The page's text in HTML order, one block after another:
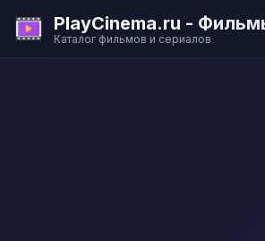
PlayCinema.ru -
Каталог фильмов и сериалов